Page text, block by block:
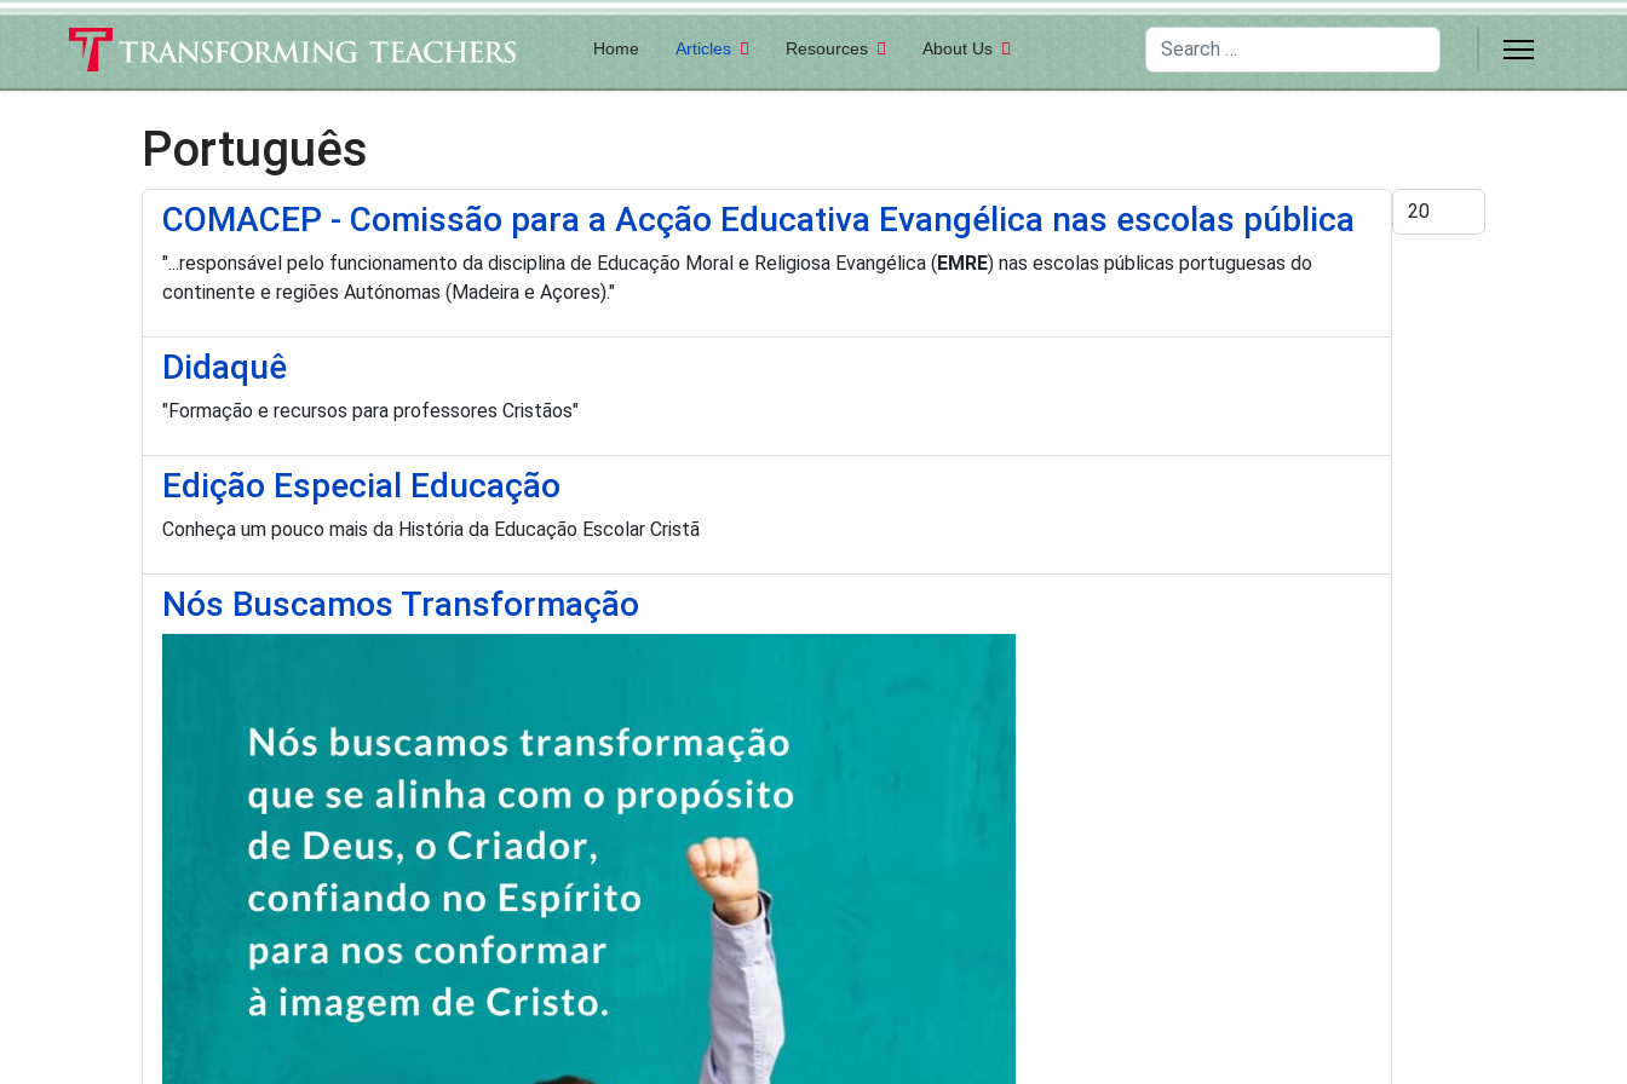
Home Articles Resources About Us Search
Português
Display #
COMACEP - Comissão para a Acção Educativa Evangélica nas escolas pública
"...responsável pelo funcionamento da disciplina de Educação Moral e Religiosa Evangélica (EMRE) nas escolas públicas portuguesas do
continente e regiões Autónomas (Madeira e Açores)."
Didaquê
"Formação e recursos para professores Cristãos"
Edição Especial Educação
Conheça um pouco mais da História da Educação Escolar Cristã
Nós Buscamos Transformação